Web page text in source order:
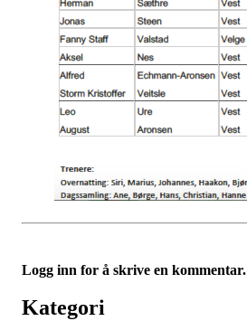
Logg inn for å skrive en kommentar.
Kategori